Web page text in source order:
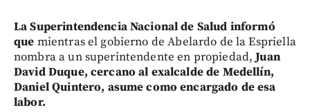
La Superintendencia Nacional de Salud informó
que mientras el gobierno de Abelardo de la Espriella
nombra a un superintendente en propiedad,Juan
David Duque, cercano al exalcalde de Medellín,
Daniel Quintero, asume como encargado de esa
labor.